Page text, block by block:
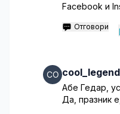
Facebook и
Отговори
cool_legend
Абе Гедар,
Да, празник